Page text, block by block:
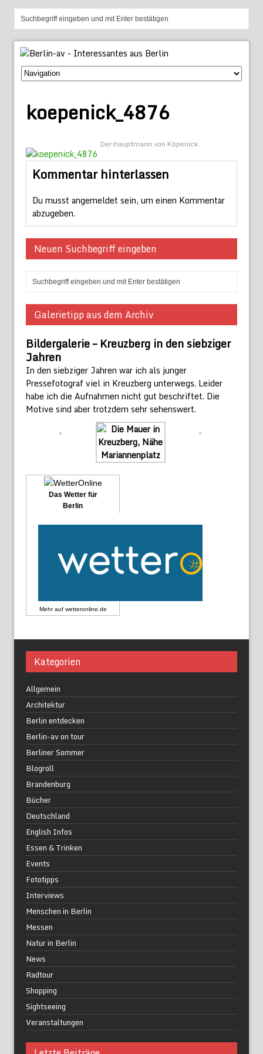
koepenick_4876
Der Hauptmann von Köpenick
Kommentar hinterlassen
Du musst angemeldet sein, um einen Kommentar
abzugeben.
Neuen Suchbegriff eingeben
Galerietipp aus dem Archiv
Bildergalerie – Kreuzberg in den siebziger
Jahren
In den siebziger Jahren war ich als junger
Pressefotograf viel in Kreuzberg unterwegs. Leider
habe ich die Aufnahmen nicht gut beschriftet. Die
Motive sind aber trotzdem sehr sehenswert.
Das Wetter für
Berlin
Mehr auf wetteronline.de
Kategorien
Allgemein
Architektur
Berlin entdecken
Berlin-av on tour
Berliner Sommer
Blogroll
Brandenburg
Bücher
Deutschland
English Infos
Essen & Trinken
Events
Fototipps
Interviews
Menschen in Berlin
Messen
Natur in Berlin
News
Radtour
Shopping
Sightseeing
Veranstaltungen